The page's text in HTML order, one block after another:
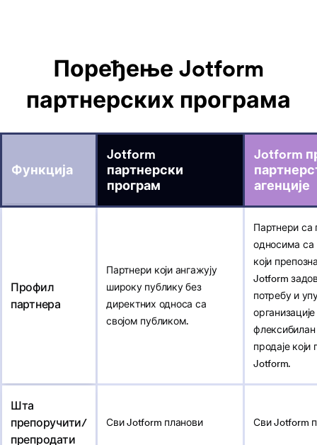
Поређење Jotform
партнерских програма
Функција
Jotform
партнерски
програм
Jotform
агенције
Профил
партнера
Партнери који ангажују
широку публику без
директних односа са
својом публиком.
Партнери са
односима са
који
Jotform
потребу и
продаје
Jotform.
Шта
препоручити/
препродати
Сви Jotform планови Сви Jotform